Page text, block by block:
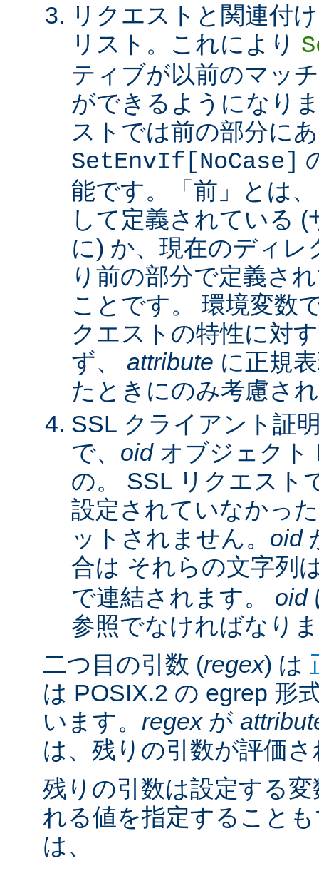
リクエストと関連付
リスト。これにより
ティブが以前のマッ
ができるようになり
ストでは前の部分に
SetEnvIf[NoCase]
能です。「前」とは
して定義されている
に) か、現在のディ
り前の部分で定義さ
ことです。 環境変数
クエストの特性に対
ず、 attribute に正規
たときにのみ考慮さ
SSL クライアント証
で、 oidオブジェクト
の。 SSL リクエスト
設定されていなかっ
ットされません。 oid
合は それらの文字列
で連結されます。 oid
参照でなければなり
二つ目の引数 (regex) は
は POSIX.2 の egrep 形
います。 regexが
は、残りの引数が評価
残りの引数は設定する
れる値を指定すること
は、